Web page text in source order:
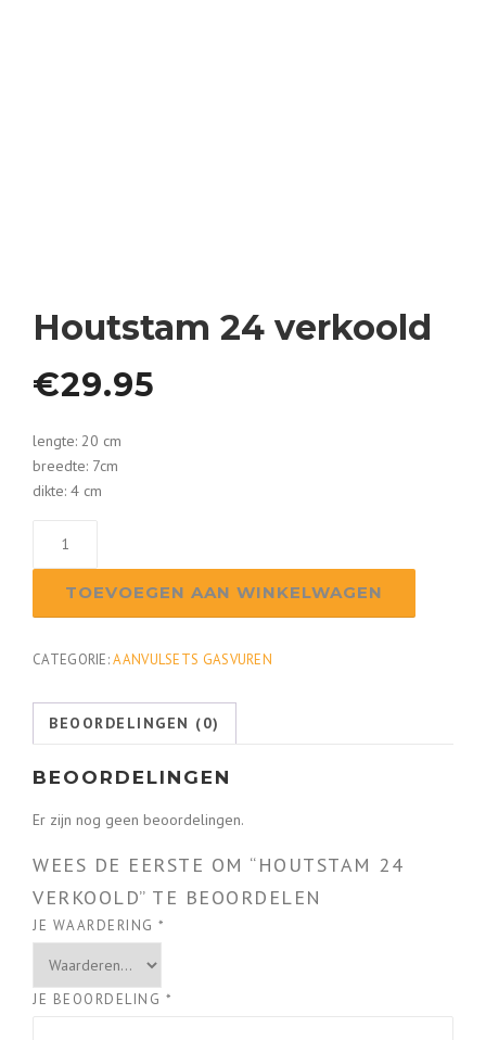
Houtstam 24 verkoold
€29.95
lengte: 20 cm
breedte: 7cm
dikte: 4 cm
TOEVOEGEN AAN WINKELWAGEN
CATEGORIE:AANVULSETS GASVUREN
BEOORDELINGEN (0)
BEOORDELINGEN
Er zijn nog geen beoordelingen.
WEES DE EERSTE OM “HOUTSTAM 24
VERKOOLD” TE BEOORDELEN
JE WAARDERING *
JE BEOORDELING *